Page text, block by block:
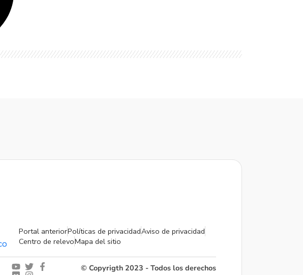
Portal anteriorPolíticas de privacidadAviso de privacidad
Centro de relevoMapa del sitio
© Copyrigth 2023 - Todos los derechos